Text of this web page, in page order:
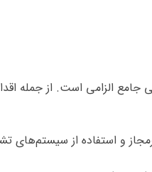
الزامی است. از جمله
و استفاده از سیستم‌های